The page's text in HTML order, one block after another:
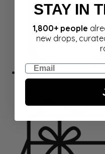
Komplekti
STAY IN
1,800+ people
new drops,
Email